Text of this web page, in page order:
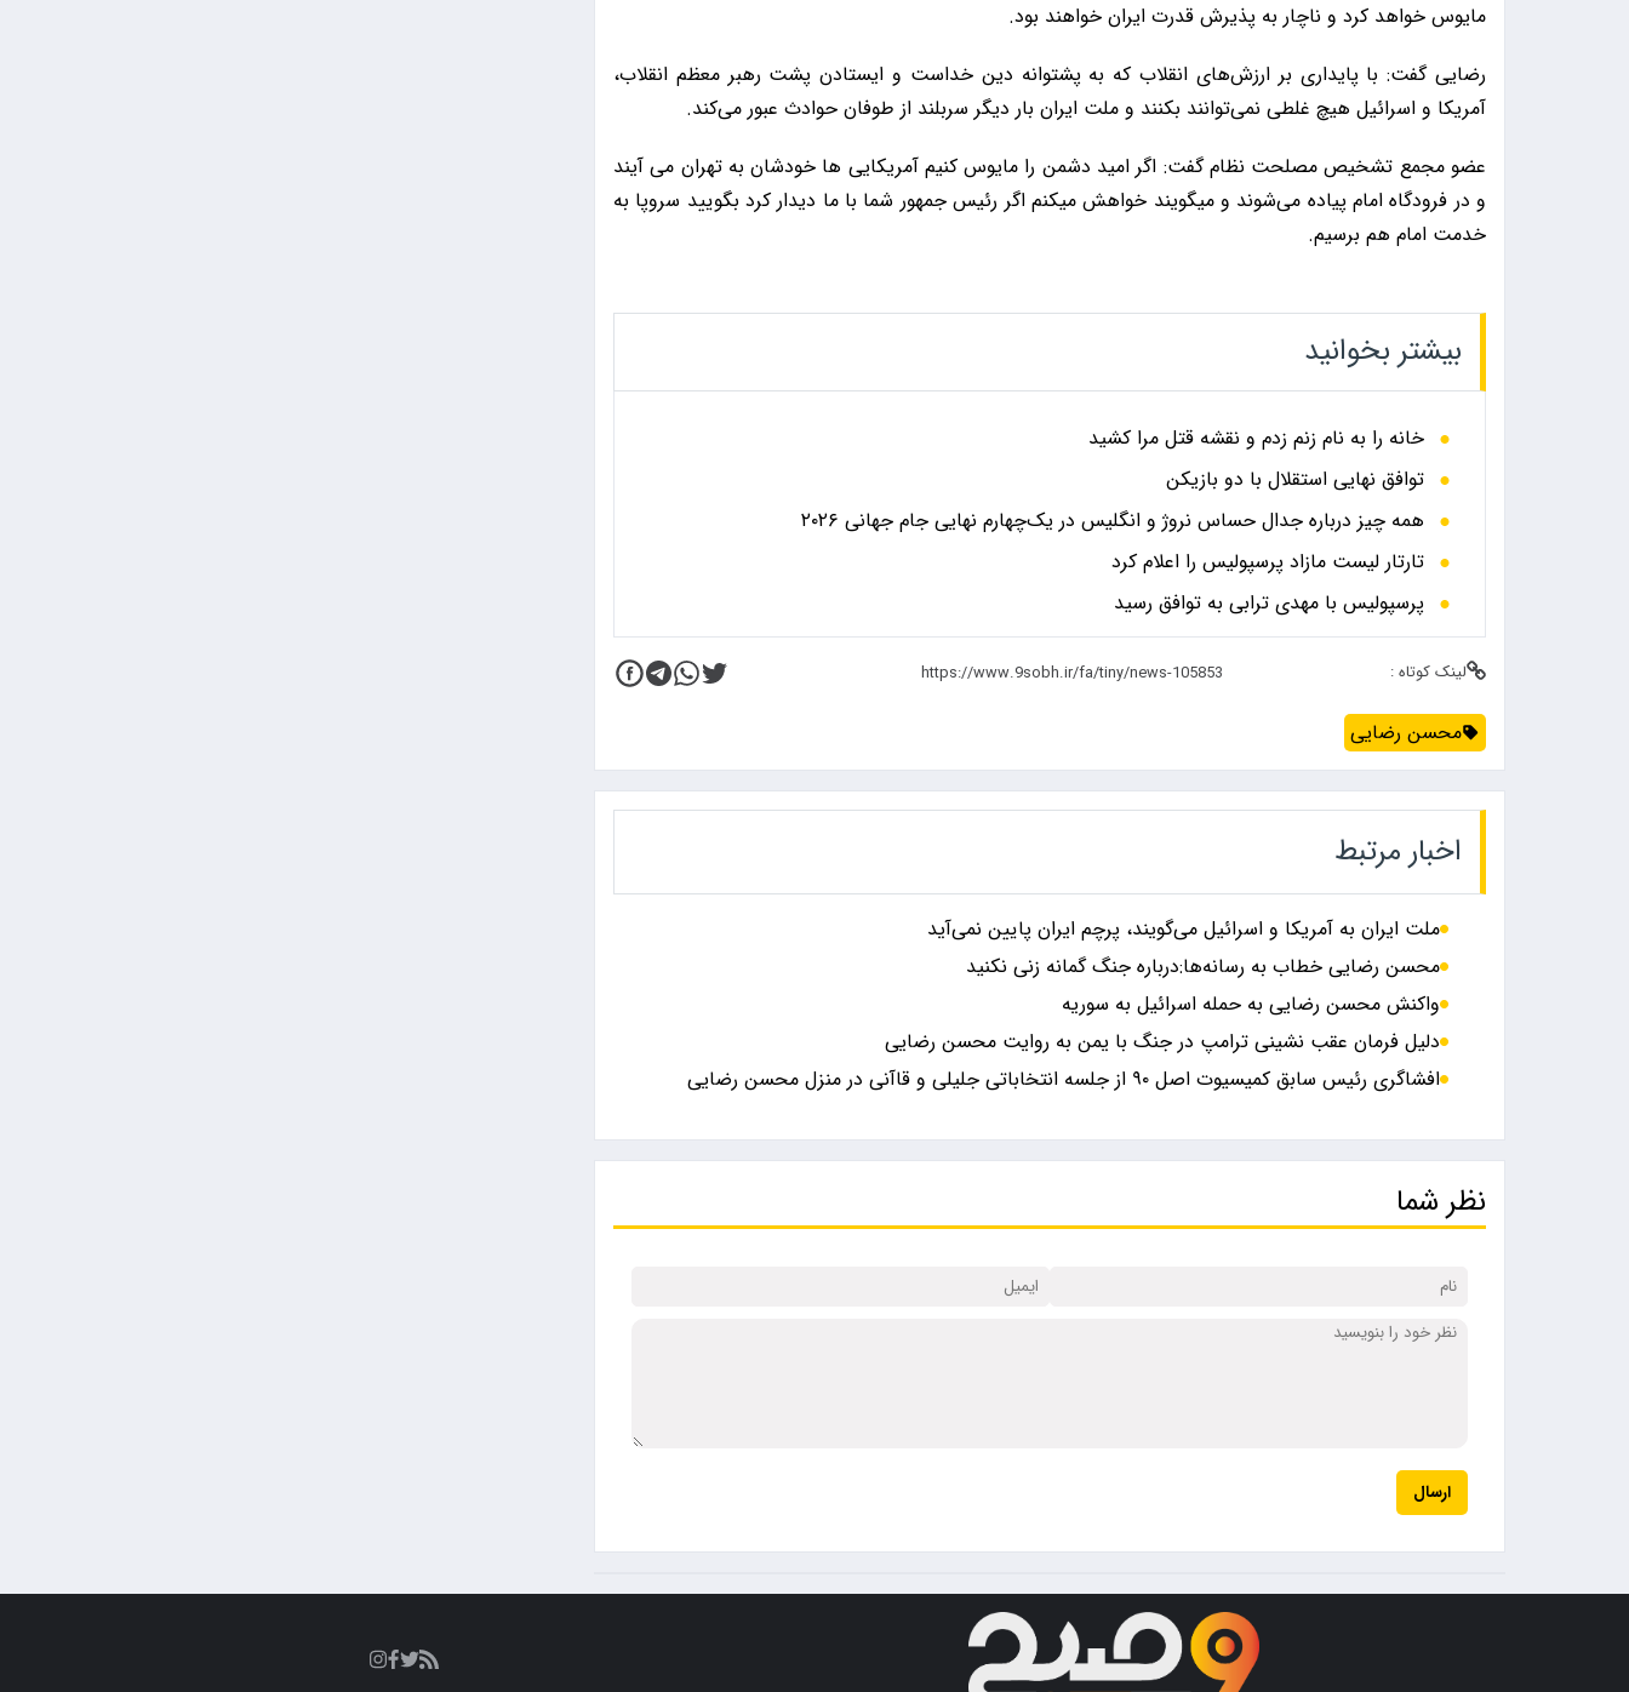
مایوس خواهد کرد و ناچار به پذیرش قدرت ایران خواهند بود.
رضایی گفت: با پایداری بر ارزش‌های انقلاب که به پشتوانه دین خداست و ایستادن پشت رهبر معظم انقلاب،
آمریکا و اسرائیل هیچ غلطی نمی‌توانند بکنند و ملت ایران بار دیگر سربلند از طوفان حوادث عبور می‌کند.
عضو مجمع تشخیص مصلحت نظام گفت: اگر امید دشمن را مایوس کنیم آمریکایی ها خودشان به تهران می آیند
و در فرودگاه امام پیاده می‌شوند و میگویند خواهش میکنم اگر رئیس جمهور شما با ما دیدار کرد بگویید سروپا به
خدمت امام هم برسیم.
بیشتر بخوانید
خانه را به نام زنم زدم و نقشه قتل مرا کشید
توافق نهایی استقلال با دو بازیکن
همه چیز درباره جدال حساس نروژ و انگلیس در یک‌چهارم نهایی جام جهانی ۲۰۲۶
تارتار لیست مازاد پرسپولیس را اعلام کرد
پرسپولیس با مهدی ترابی به توافق رسید
لینک کوتاه :
محسن رضایی
اخبار مرتبط
ملت ایران به آمریکا و اسرائیل می‌گویند، پرچم ایران پایین نمی‌آید
محسن رضایی خطاب به رسانه‌ها:درباره جنگ گمانه زنی نکنید
واکنش محسن رضایی به حمله اسرائیل به سوریه
دلیل فرمان عقب نشینی ترامپ در جنگ با یمن به روایت محسن رضایی
افشاگری رئیس سابق کمیسیوت اصل ۹۰ از جلسه انتخاباتی جلیلی و قاآنی در منزل محسن رضایی
نظر شما
ارسال